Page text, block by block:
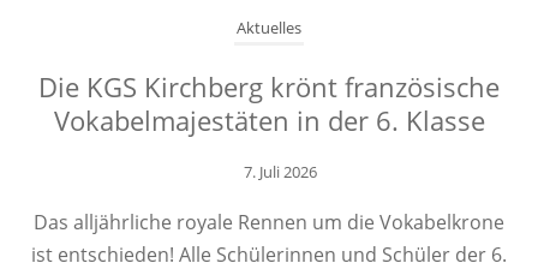
Aktuelles
Die KGS Kirchberg krönt französische
Vokabelmajestäten in der 6. Klasse
7. Juli 2026
Das alljährliche royale Rennen um die Vokabelkrone
ist entschieden! Alle Schülerinnen und Schüler der 6.